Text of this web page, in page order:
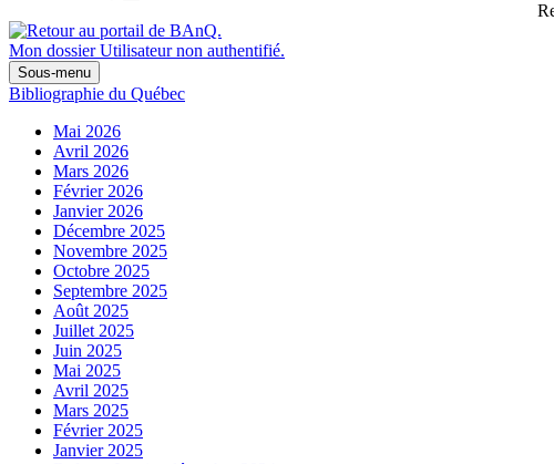
Mon dossier Utilisateur non authentifié.
Sous-menu
Bibliographie du Québec
Mai 2026
Avril 2026
Mars 2026
Février 2026
Janvier 2026
Décembre 2025
Novembre 2025
Octobre 2025
Septembre 2025
Août 2025
Juillet 2025
Juin 2025
Mai 2025
Avril 2025
Mars 2025
Février 2025
Janvier 2025